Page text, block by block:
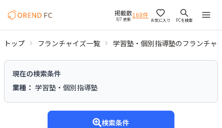
掲載数
8/7 更新 168件
お気に入り FCを検索
トップ フランチャイズ一覧 学習塾・個別指導塾のフランチャ
学習塾・個別指導塾のフランチャイズ
現在の検索条件
業種 ： 学習塾・個別指導塾
検索条件